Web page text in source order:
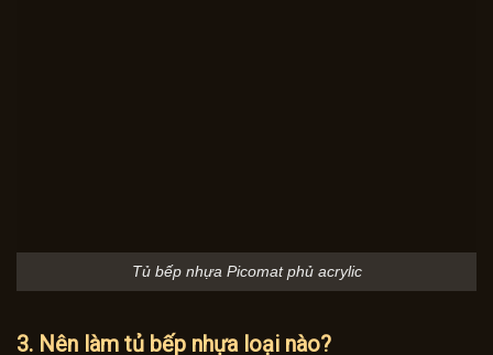
Tủ bếp nhựa Picomat phủ acrylic
3. Nên làm tủ bếp nhựa loại nào?